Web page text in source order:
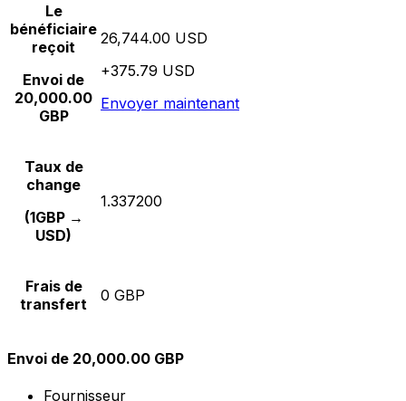
Le
bénéficiaire
reçoit
Envoi de
20,000.00
GBP
26,744.00 USD
+375.79 USD
Envoyer maintenant
Taux de
change
(1GBP →
USD)
1.337200
Frais de
transfert
0 GBP
Envoi de 20,000.00 GBP
Fournisseur